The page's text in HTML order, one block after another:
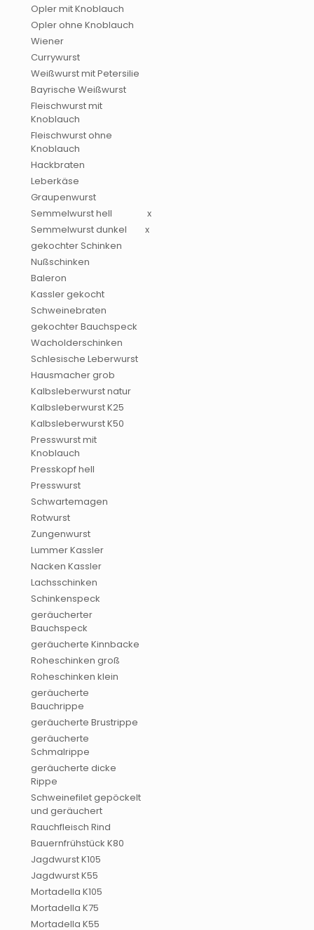
Opler mit Knoblauch
Opler ohne Knoblauch
Wiener
Currywurst
Weißwurst mit Petersilie
Bayrische Weißwurst
Fleischwurst mit
Knoblauch
Fleischwurst ohne
Knoblauch
Hackbraten
Leberkäse
Graupenwurst
Semmelwurst hell
x
Semmelwurst dunkel
x
gekochter Schinken
Nußschinken
Baleron
Kassler gekocht
Schweinebraten
gekochter Bauchspeck
Wacholderschinken
Schlesische Leberwurst
Hausmacher grob
Kalbsleberwurst natur
Kalbsleberwurst K25
Kalbsleberwurst K50
Presswurst mit
Knoblauch
Presskopf hell
Presswurst
Schwartemagen
Rotwurst
Zungenwurst
Lummer Kassler
Nacken Kassler
Lachsschinken
Schinkenspeck
geräucherter
Bauchspeck
geräucherte Kinnbacke
Roheschinken groß
Roheschinken klein
geräucherte
Bauchrippe
geräucherte Brustrippe
geräucherte
Schmalrippe
geräucherte dicke
Rippe
Schweinefilet gepöckelt
und geräuchert
Rauchfleisch Rind
Bauernfrühstück K80
Jagdwurst K105
Jagdwurst K55
Mortadella K105
Mortadella K75
Mortadella K55